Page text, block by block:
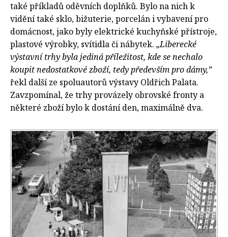
také příkladů oděvních doplňků. Bylo na nich k
vidění také sklo, bižuterie, porcelán i vybavení pro
domácnost, jako byly elektrické kuchyňské přístroje,
plastové výrobky, svítidla či nábytek. „Liberecké
výstavní trhy byla jediná příležitost, kde se nechalo
koupit nedostatkové zboží, tedy především pro dámy,”
řekl další ze spoluautorů výstavy Oldřich Palata.
Zavzpomínal, že trhy provázely obrovské fronty a
některé zboží bylo k dostání den, maximálně dva.